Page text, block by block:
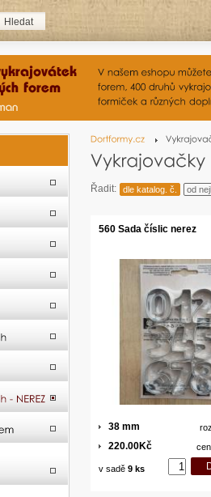
Řadit: dle katalog. č. od
560 Sada číslic nerez
38 mm
220.00Kč
v sadě 9 ks